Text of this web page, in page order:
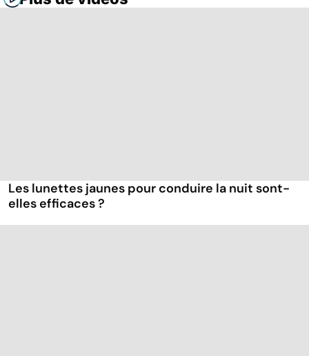
Les lunettes jaunes pour conduire la nuit sont-
elles efficaces ?